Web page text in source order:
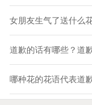
女朋友生气了送什么
道歉的话有哪些？道
哪种花的花语代表道